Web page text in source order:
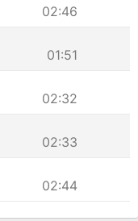
02:46
01:51
02:32
02:33
02:44